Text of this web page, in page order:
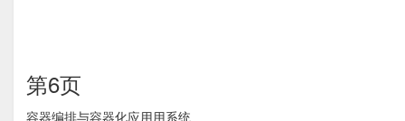
第6页
容器编排与容器化应⽤用系统